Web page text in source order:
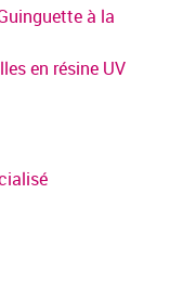
à la
en résine UV